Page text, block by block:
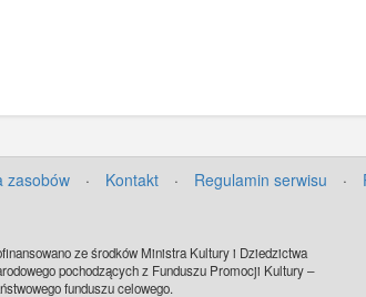
zasobów · Kontakt · Regulamin serwisu ·
ze środków Ministra Kultury i Dziedzictwa
pochodzących z Funduszu Promocji Kultury –
funduszu celowego.